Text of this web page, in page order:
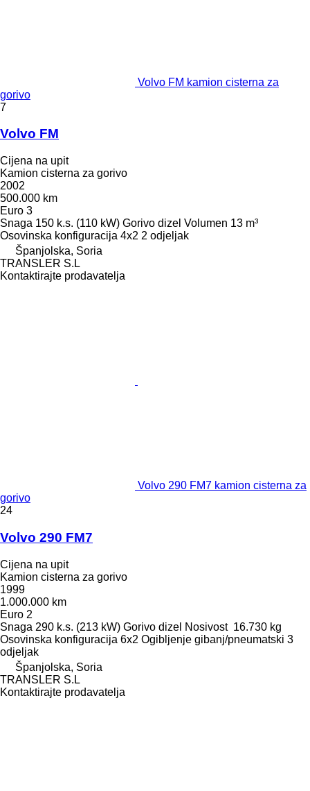
Volvo FM kamion cisterna za
gorivo
7
Volvo FM
Cijena na upit
Kamion cisterna za gorivo
2002
500.000 km
Euro 3
Snaga 150 k.s. (110 kW) Gorivo dizel Volumen 13 m³
Osovinska konfiguracija 4x2 2 odjeljak
Španjolska, Soria
TRANSLER S.L
Kontaktirajte prodavatelja
Volvo 290 FM7 kamion cisterna za
gorivo
24
Volvo 290 FM7
Cijena na upit
Kamion cisterna za gorivo
1999
1.000.000 km
Euro 2
Snaga 290 k.s. (213 kW) Gorivo dizel Nosivost 16.730 kg
Osovinska konfiguracija 6x2 Ogibljenje gibanj/pneumatski 3
odjeljak
Španjolska, Soria
TRANSLER S.L
Kontaktirajte prodavatelja